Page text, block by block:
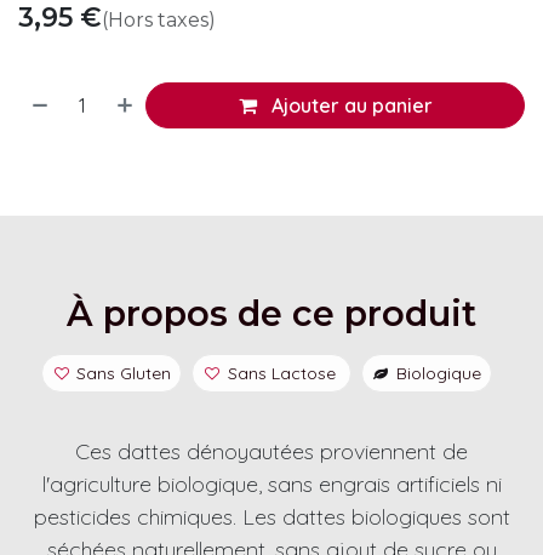
3,95 €(Hors taxes)
Ajouter au panier
À propos de ce produit
Sans Gluten Sans Lactose Biologique
Ces dattes dénoyautées proviennent de
l'agriculture biologique, sans engrais artificiels ni
pesticides chimiques. Les dattes biologiques sont